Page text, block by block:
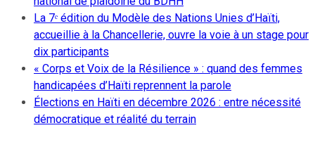
La 7ᵉ édition du Modèle des Nations Unies d’Haïti,
accueillie à la Chancellerie, ouvre la voie à un stage pour
dix participants
« Corps et Voix de la Résilience » : quand des femmes
handicapées d’Haïti reprennent la parole
Élections en Haïti en décembre 2026 : entre nécessité
démocratique et réalité du terrain